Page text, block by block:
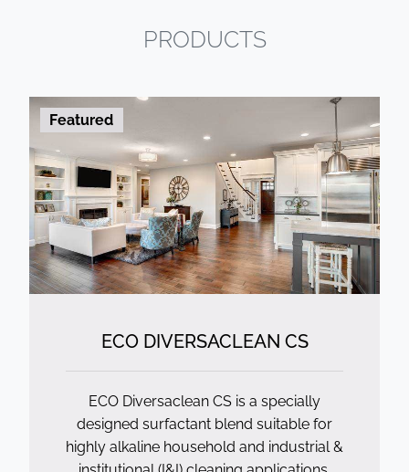
PRODUCTS
Featured
ECO DIVERSACLEAN CS
ECO Diversaclean CS is a specially
designed surfactant blend suitable for
highly alkaline household and industrial &